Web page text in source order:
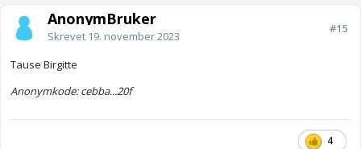
AnonymBruker
Skrevet 19. november 2023
#15
Tause Birgitte
Anonymkode: cebba...20f
4